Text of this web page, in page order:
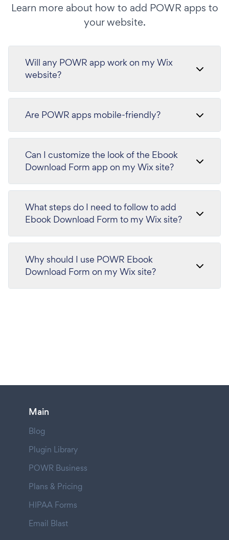
Learn more about how to add POWR apps to
your website.
Will any POWR app work on my Wix
website?
Are POWR apps mobile-friendly?
Can I customize the look of the Ebook
Download Form app on my Wix site?
What steps do I need to follow to add
Ebook Download Form to my Wix site?
Why should I use POWR Ebook
Download Form on my Wix site?
Main
Blog
Plugin Library
POWR Business
Plans & Pricing
HIPAA Forms
Email Blast